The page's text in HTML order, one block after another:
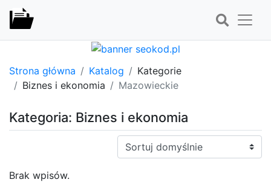
Strona główna Katalog
Kategorie
Biznes i ekonomia
Mazowieckie
Kategoria: Biznes i ekonomia
Sortuj:
Brak wpisów.